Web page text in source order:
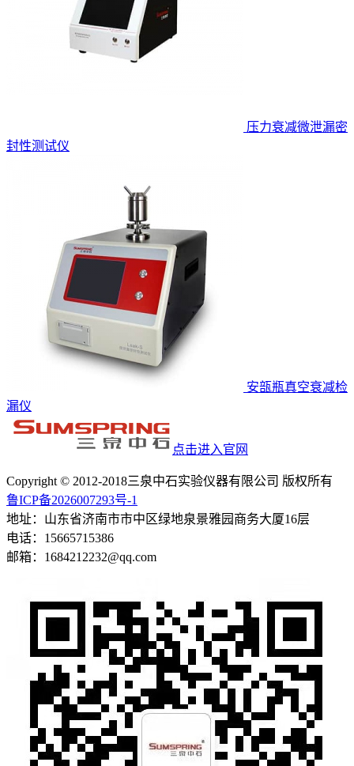
压力衰减微泄漏密
封性测试仪
安瓿瓶真空衰减检
漏仪
点击进入官网
Copyright © 2012-2018三泉中石实验仪器有限公司 版权所有
鲁ICP备2026007293号-1
地址：山东省济南市市中区绿地泉景雅园商务大厦16层
电话：15665715386
邮箱：1684212232@qq.com